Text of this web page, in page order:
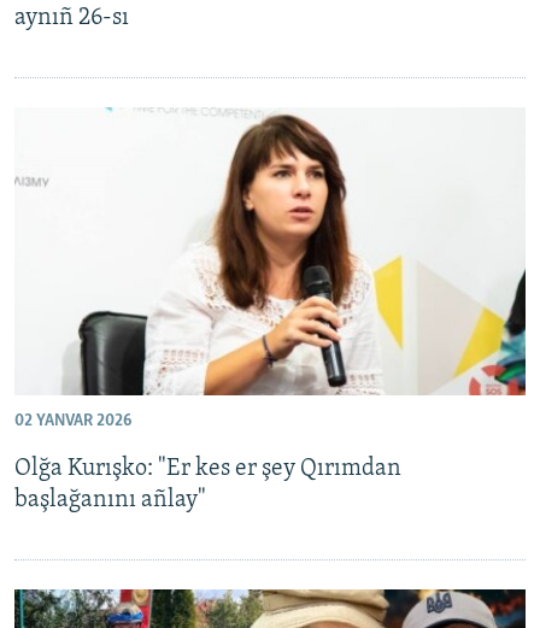
aynıñ 26-sı
02 YANVAR 2026
Olğa Kurışko: "Er kes er şey Qırımdan
başlağanını añlay"